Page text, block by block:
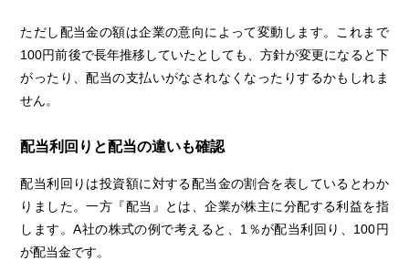
ただし配当金の額は企業の意向によって変動します。これまで
100円前後で長年推移していたとしても、方針が変更になると下
がったり、配当の支払いがなされなくなったりするかもしれま
せん。
配当利回りと配当の違いも確認
配当利回りは投資額に対する配当金の割合を表しているとわか
りました。一方『配当』とは、企業が株主に分配する利益を指
します。A社の株式の例で考えると、1％が配当利回り、100円
が配当金です。